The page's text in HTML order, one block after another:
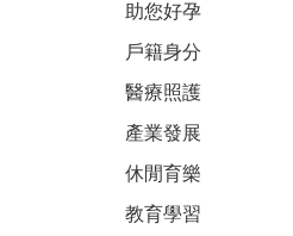
助您好孕
戶籍身分
醫療照護
產業發展
休閒育樂
教育學習